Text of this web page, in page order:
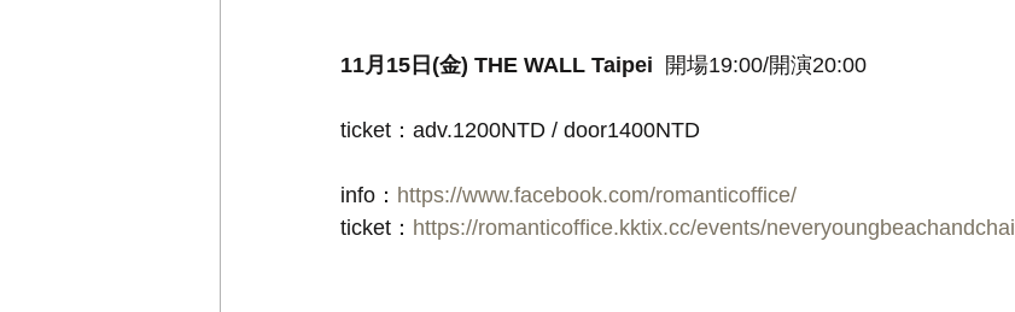
11月15日(金) THE WALL Taipei
  開場19:00/開演20:00
ticket：adv.1200NTD / door1400NTD
info： https://www.facebook.com/romanticoffice/
ticket： https://romanticoffice.kktix.cc/events/neveryoungbeachandchai